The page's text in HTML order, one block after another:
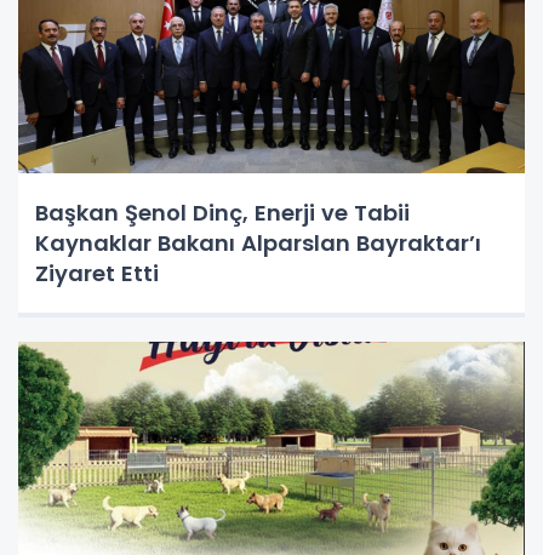
Başkan Şenol Dinç, Enerji ve Tabii
Kaynaklar Bakanı Alparslan Bayraktar’ı
Ziyaret Etti